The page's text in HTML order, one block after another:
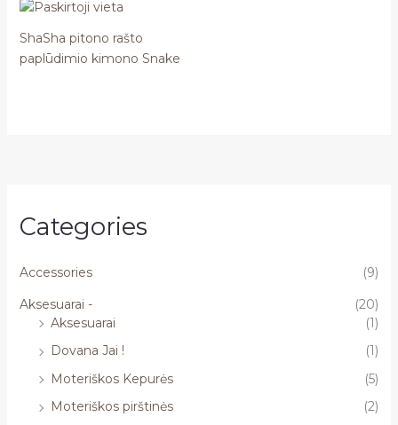
Categories
Accessories
(9)
Aksesuarai -
(20)
Aksesuarai
(1)
Dovana Jai !
(1)
Moteriškos Kepurės
(5)
Moteriškos pirštinės
(2)
ShaSha pitono rašto
paplūdimio kimono Snake